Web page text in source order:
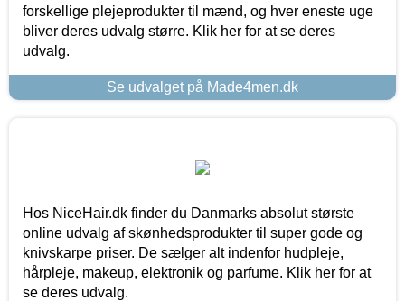
forskellige plejeprodukter til mænd, og hver eneste uge
bliver deres udvalg større. Klik her for at se deres
udvalg.
Se udvalget på Made4men.dk
Hos NiceHair.dk finder du Danmarks absolut største
online udvalg af skønhedsprodukter til super gode og
knivskarpe priser. De sælger alt indenfor hudpleje,
hårpleje, makeup, elektronik og parfume. Klik her for at
se deres udvalg.